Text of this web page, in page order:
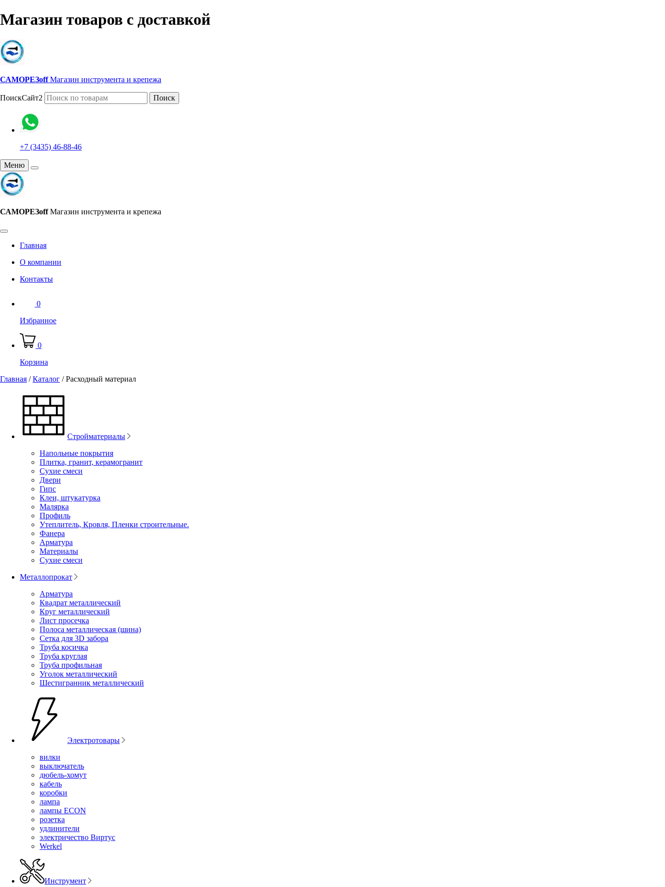
Магазин товаров с доставкой
САМОРЕЗoff Магазин инструмента и крепежа
ПоискСайт2 Поиск
+7 (3435) 46-88-46
Меню
САМОРЕЗoff Магазин инструмента и крепежа
Главная
О компании
Контакты
0
Избранное
0
Корзина
Главная /Каталог /Расходный материал
Стройматериалы
Напольные покрытия
Плитка, гранит, керамогранит
Сухие смеси
Двери
Гипс
Клеи, штукатурка
Малярка
Профиль
Утеплитель, Кровля, Пленки строительные.
Фанера
Арматура
Материалы
Сухие смеси
Металлопрокат
Арматура
Квадрат металлический
Круг металлический
Лист просечка
Полоса металлическая (шина)
Сетка для 3D забора
Труба косичка
Труба круглая
Труба профильная
Уголок металлический
Шестигранник металлический
Электротовары
вилки
выключатель
дюбель-хомут
кабель
коробки
лампа
лампы ECON
розетка
удлинители
электричество Виртус
Werkel
Инструмент